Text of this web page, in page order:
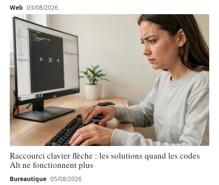
Web 03/08/2026
Raccourci clavier flèche : les solutions quand les codes
Alt ne fonctionnent plus
Bureautique 05/08/2026